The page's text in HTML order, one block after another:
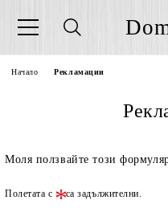
Начало Рекламации
Моля ползвайте този
Полетата с са задължителни.